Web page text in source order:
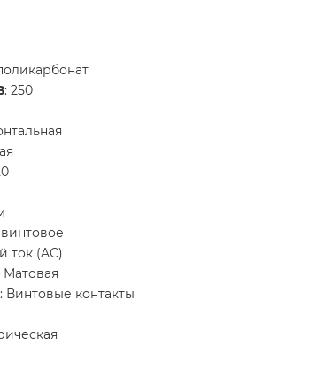
: 250
ток (AC)
Матовая
: Винтовые контакты